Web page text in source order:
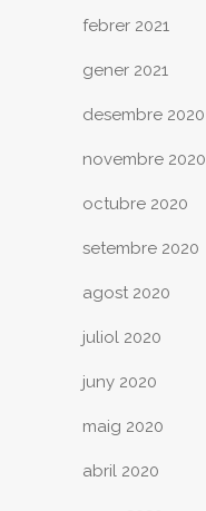
febrer 2021
gener 2021
desembre 2020
novembre 2020
octubre 2020
setembre 2020
agost 2020
juliol 2020
juny 2020
maig 2020
abril 2020